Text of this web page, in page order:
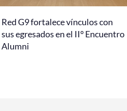
Red G9 fortalece vínculos con
sus egresados en el II° Encuentro
Alumni